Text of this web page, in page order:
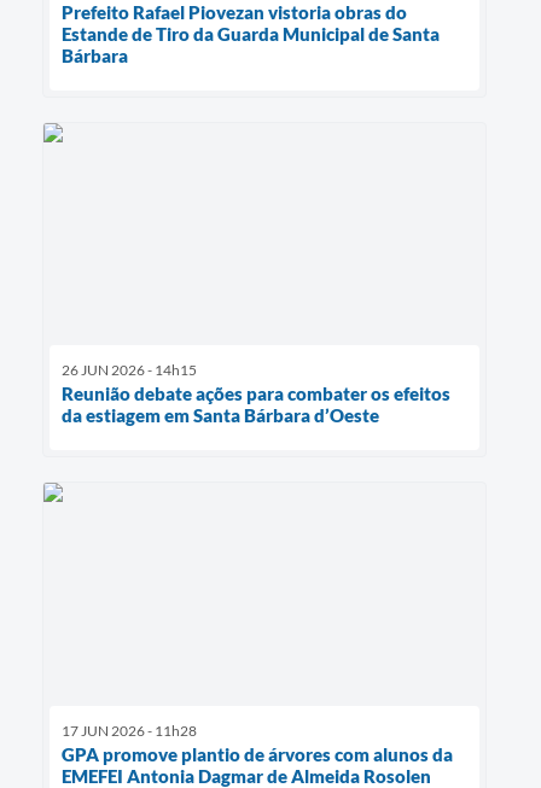
Prefeito Rafael Piovezan vistoria obras do
Estande de Tiro da Guarda Municipal de Santa
Bárbara
26 JUN 2026 - 14h15
Reunião debate ações para combater os efeitos
da estiagem em Santa Bárbara d’Oeste
17 JUN 2026 - 11h28
GPA promove plantio de árvores com alunos da
EMEFEI Antonia Dagmar de Almeida Rosolen